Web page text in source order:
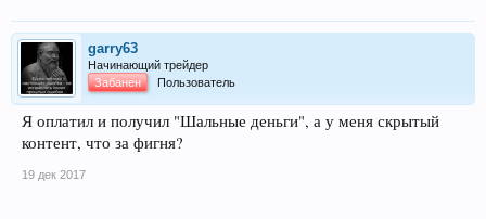
garry63
Начинающий трейдер
Забанен
Пользователь
Я оплатил и получил "Шальные деньги", а у меня скрытый
контент, что за фигня?
19 дек 2017